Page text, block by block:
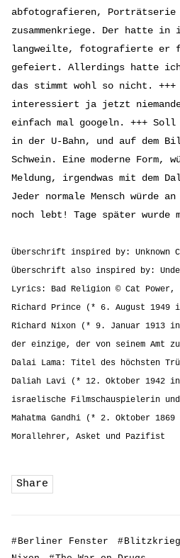
abfotografieren, Porträtserie
zusammenkriege. Der hatte
langweilte, fotografierte er
gefeiert. Allerdings hatte ich
das stimmt wohl so nicht.
interessiert ja jetzt
einfach mal googeln. +++
in der U-Bahn, und auf dem
Schwein. Eine moderne
Meldung, irgendwas mit dem
Jeder normale Mensch würde
noch lebt! Tage später
Überschrift inspired by: Unknown
Überschrift also inspired by:
Lyrics: Bad Religion © Cat Power,
Richard Prince (* 6. August 1949
Richard Nixon (* 9. Januar 1913
der einzige, der von seinem Amt
Dalai Lama: Titel des höchsten
Daliah Lavi (* 12. Oktober 1942
israelische Filmschauspielerin
Mahatma Gandhi (* 2. Oktober
Morallehrer, Asket und Pazifist
Share
# Berliner Fenster # Blitzkrieg